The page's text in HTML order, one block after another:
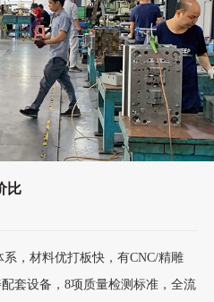
比
，材料优打板快，有CNC/精雕
套设备，8项质量检测标准，全流